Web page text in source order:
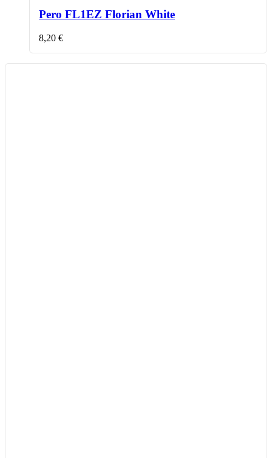
Pero FL1EZ Florian White
8,20 €